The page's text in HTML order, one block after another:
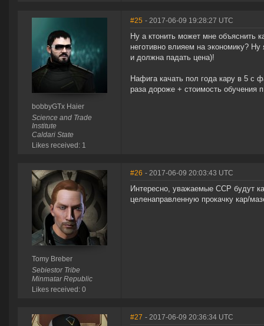
bobbyGTx Haier
Science and Trade
Institute
Caldari State
Likes received: 1
#25 - 2017-06-09 19:28:27 UTC
Ну а ктонить может мне объяснить
неготивно влияем на экономику?
и должна падать цена)!
Нафига качать пол года кару в 5 с
раза дороже + стоимость обучения
Tomy Breber
Sebiestor Tribe
Minmatar Republic
Likes received: 0
#26 - 2017-06-09 20:03:43 UTC
Интересно, уважаемые ССР будут
целенаправленную прокачку кар/
#27 - 2017-06-09 20:36:34 UTC